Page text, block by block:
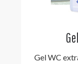
Gel WC